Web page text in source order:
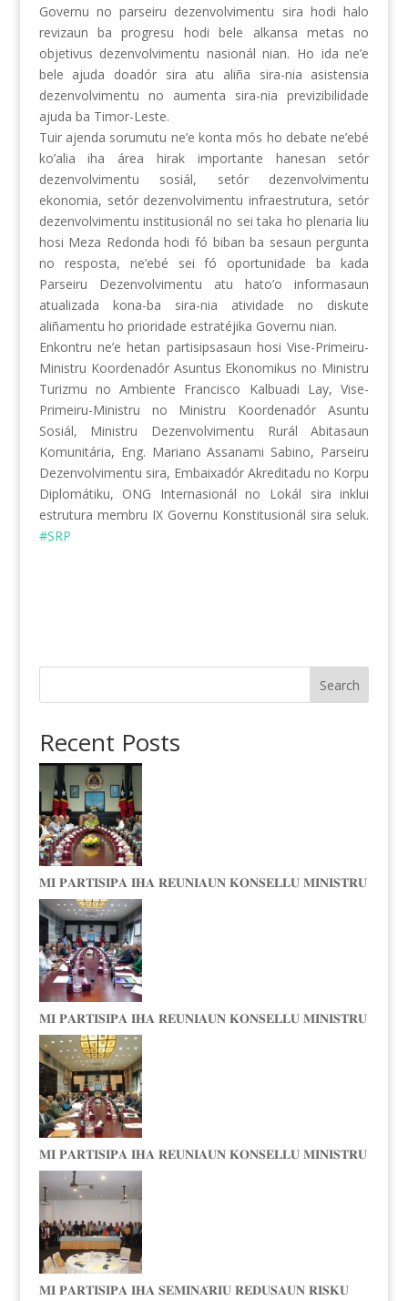
Governu no parseiru dezenvolvimentu sira hodi halo
revizaun ba progresu hodi bele alkansa metas no
objetivus dezenvolvimentu nasionál nian. Ho ida ne’e
bele ajuda doadór sira atu aliña sira-nia asistensia
dezenvolvimentu no aumenta sira-nia previzibilidade
ajuda ba Timor-Leste.
Tuir ajenda sorumutu ne’e konta mós ho debate ne’ebé
ko’alia iha área hirak importante hanesan setór
dezenvolvimentu sosiál, setór dezenvolvimentu
ekonomia, setór dezenvolvimentu infraestrutura, setór
dezenvolvimentu institusionál no sei taka ho plenaria liu
hosi Meza Redonda hodi fó biban ba sesaun pergunta
no resposta, ne’ebé sei fó oportunidade ba kada
Parseiru Dezenvolvimentu atu hato’o informasaun
atualizada kona-ba sira-nia atividade no diskute
aliñamentu ho prioridade estratéjika Governu nian.
Enkontru ne’e hetan partisipsasaun hosi Vise-Primeiru-
Ministru Koordenadór Asuntus Ekonomikus no Ministru
Turizmu no Ambiente Francisco Kalbuadi Lay, Vise-
Primeiru-Ministru no Ministru Koordenadór Asuntu
Sosiál, Ministru Dezenvolvimentu Rurál Abitasaun
Komunitária, Eng. Mariano Assanami Sabino, Parseiru
Dezenvolvimentu sira, Embaixadór Akreditadu no Korpu
Diplomátiku, ONG Internasionál no Lokál sira inklui
estrutura membru IX Governu Konstitusionál sira seluk.
#SRP
Search
Recent Posts
𝐌𝐈 𝐏𝐀𝐑𝐓𝐈𝐒𝐈𝐏𝐀 𝐈𝐇𝐀 𝐑𝐄𝐔𝐍𝐈𝐀𝐔𝐍 𝐊𝐎𝐍𝐒𝐄𝐋𝐋𝐔 𝐌𝐈𝐍𝐈𝐒𝐓𝐑𝐔
𝐌𝐈 𝐏𝐀𝐑𝐓𝐈𝐒𝐈𝐏𝐀 𝐈𝐇𝐀 𝐑𝐄𝐔𝐍𝐈𝐀𝐔𝐍 𝐊𝐎𝐍𝐒𝐄𝐋𝐋𝐔 𝐌𝐈𝐍𝐈𝐒𝐓𝐑𝐔
𝐌𝐈 𝐏𝐀𝐑𝐓𝐈𝐒𝐈𝐏𝐀 𝐈𝐇𝐀 𝐑𝐄𝐔𝐍𝐈𝐀𝐔𝐍 𝐊𝐎𝐍𝐒𝐄𝐋𝐋𝐔 𝐌𝐈𝐍𝐈𝐒𝐓𝐑𝐔
𝐌𝐈 𝐏𝐀𝐑𝐓𝐈𝐒𝐈𝐏𝐀 𝐈𝐇𝐀 𝐒𝐄𝐌𝐈𝐍𝐀́𝐑𝐈𝐔 𝐑𝐄𝐃𝐔𝐒𝐀𝐔𝐍 𝐑𝐈𝐒𝐊𝐔